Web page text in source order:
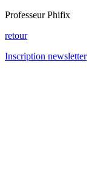
Professeur Phifix
retour
Inscription newsletter